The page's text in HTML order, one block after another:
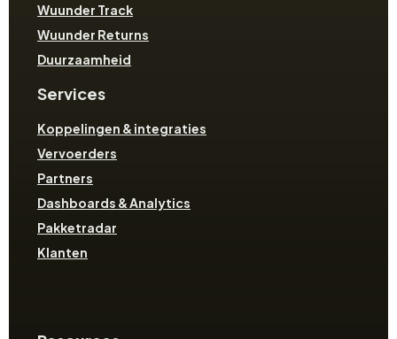
Wuunder Track
Wuunder Returns
Duurzaamheid
Services
Koppelingen & integraties
Vervoerders
Partners
Dashboards & Analytics
Pakketradar
Klanten